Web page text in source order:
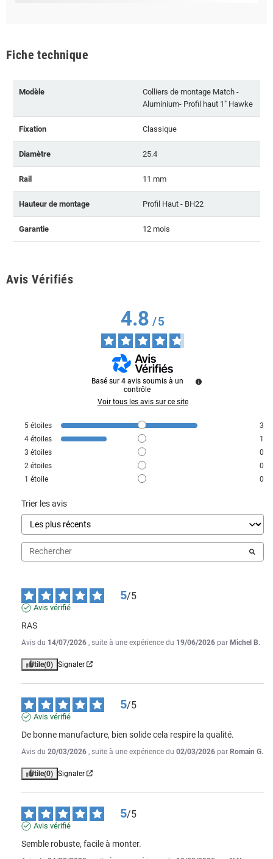
Fiche technique
Modèle
Colliers de montage Match -
Aluminium- Profil haut 1" Hawke
Fixation Classique
Diamètre 25.4
Rail 11 mm
Hauteur de montage Profil Haut - BH22
Garantie 12 mois
Avis Vérifiés
4.8/5
Basé sur 4 avis soumis à un
contrôle
Voir tous les avis sur ce site
5 étoiles
3
4 étoiles
1
3 étoiles
0
2 étoiles
0
1 étoile 0
Trier les avis
5/5
Avis vérifié
RAS
Avis du 14/07/2026 , suite à une expérience du 19/06/2026 par Michel B.
Utile(0) Signaler
5/5
Avis vérifié
De bonne manufacture, bien solide cela respire la qualité.
Avis du 20/03/2026 , suite à une expérience du 02/03/2026 par Romain G.
Utile(0) Signaler
5/5
Avis vérifié
Semble robuste, facile à monter.